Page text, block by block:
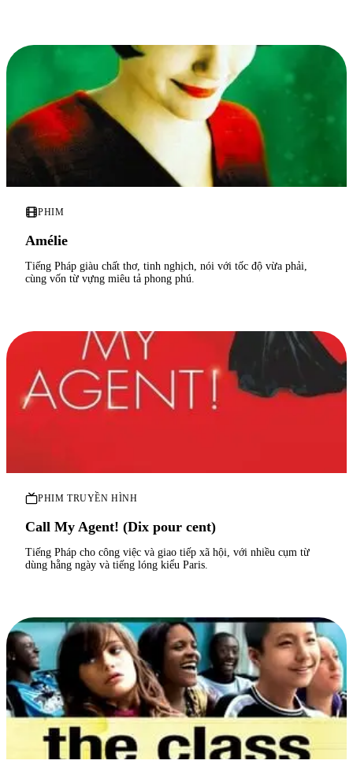
PHIM
Amélie
Tiếng Pháp giàu chất thơ, tinh nghịch, nói với tốc độ vừa phải,
cùng vốn từ vựng miêu tả phong phú.
PHIM TRUYỀN HÌNH
Call My Agent! (Dix pour cent)
Tiếng Pháp cho công việc và giao tiếp xã hội, với nhiều cụm từ
dùng hằng ngày và tiếng lóng kiểu Paris.